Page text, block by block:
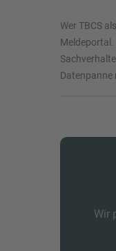
Wer TBCS
Meldeportal.
Datenpanne
Wir